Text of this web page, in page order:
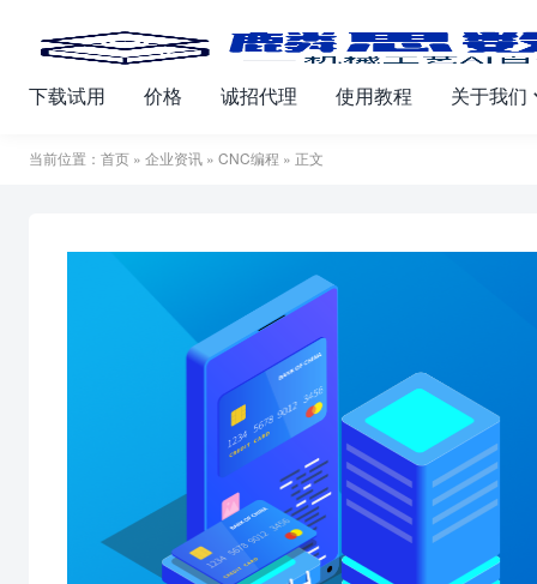
下载试用 价格 诚招代理 使用教程 关于我们
当前位置： 首页 » 企业资讯 » CNC编程 » 正文